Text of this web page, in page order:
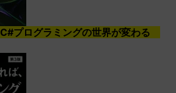
プログラミングの世界が変わる